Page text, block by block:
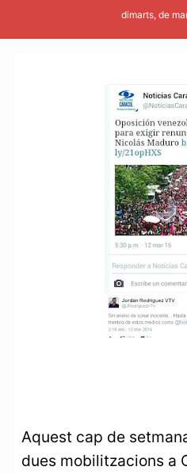
dimarts, de
Aquest cap de
dues mobilitzacions a